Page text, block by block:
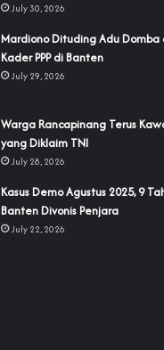
July 30, 2026
‎Mardiono Dituding Adu Domba
Kader PPP di Banten
July 29, 2026
‎Warga Rancapinang Terus
yang Diklaim TNI‎‎
July 28, 2026
‎Kasus Demo Agustus 2025, 9
Banten Divonis Penjara
July 22, 2026